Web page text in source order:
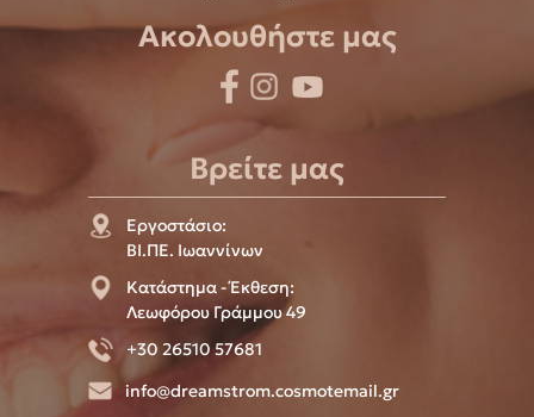
Ακολουθήστε μας
Βρείτε μας
Εργοστάσιο:
ΒΙ.ΠΕ. Ιωαννίνων
Κατάστημα - Έκθεση:
Λεωφόρου Γράμμου 49
+30 26510 57681
info@dreamstrom.cosmotemail.gr